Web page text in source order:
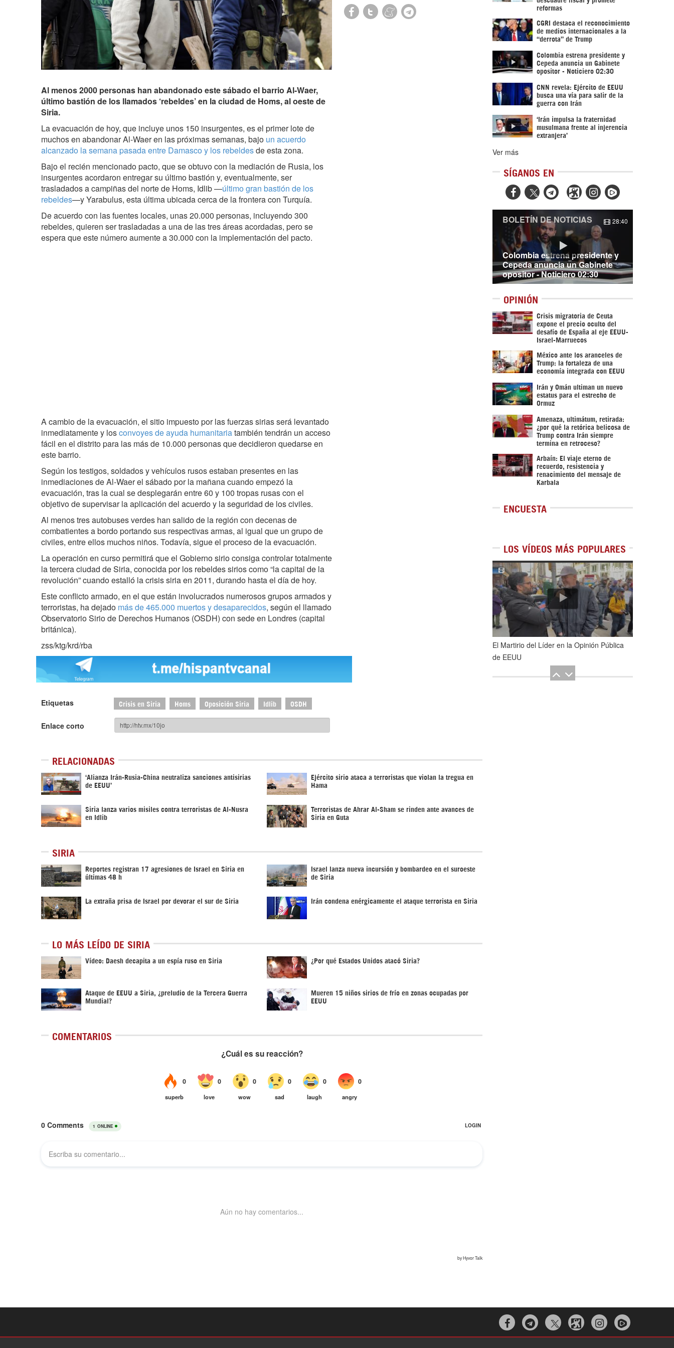
Al menos 2000 personas han abandonado este sábado el barrio Al-Waer,
último bastión de los llamados ‘rebeldes’ en la ciudad de Homs, al oeste de
Siria.
La evacuación de hoy, que incluye unos 150 insurgentes, es el primer lote de
muchos en abandonar Al-Waer en las próximas semanas, bajo un acuerdo
alcanzado la semana pasada entre Damasco y los rebeldesde esta zona.
Bajo el recién mencionado pacto, que se obtuvo con la mediación de Rusia, los
insurgentes acordaron entregar su último bastión y, eventualmente, ser
trasladados a campiñas del norte de Homs, Idlib —último gran bastión de los
rebeldes—y Yarabulus, esta última ubicada cerca de la frontera con Turquía.
De acuerdo con las fuentes locales, unas 20.000 personas, incluyendo 300
rebeldes, quieren ser trasladadas a una de las tres áreas acordadas, pero se
espera que este número aumente a 30.000 con la implementación del pacto.
A cambio de la evacuación, el sitio impuesto por las fuerzas sirias será levantado
inmediatamente y losconvoyes de ayuda humanitariatambién tendrán un acceso
fácil en el distrito para las más de 10.000 personas que decidieron quedarse en
este barrio.
Según los testigos, soldados y vehículos rusos estaban presentes en las
inmediaciones de Al-Waer el sábado por la mañana cuando empezó la
evacuación, tras la cual se desplegarán entre 60 y 100 tropas rusas con el
objetivo de supervisar la aplicación del acuerdo y la seguridad de los civiles.
Al menos tres autobuses verdes han salido de la región con decenas de
combatientes a bordo portando sus respectivas armas, al igual que un grupo de
civiles, entre ellos muchos niños. Todavía, sigue el proceso de la evacuación.
La operación en curso permitirá que el Gobierno sirio consiga controlar totalmente
la tercera ciudad de Siria, conocida por los rebeldes sirios como “la capital de la
revolución” cuando estalló la crisis siria en 2011, durando hasta el día de hoy.
Este conflicto armado, en el que están involucrados numerosos grupos armados y
terroristas, ha dejado más de 465.000 muertos y desaparecidos, según el llamado
Observatorio Sirio de Derechos Humanos (OSDH) con sede en Londres (capital
británica).
zss/ktg/krd/rba
Etiquetas Crisis en Siria Homs Oposición Siria Idlib OSDH
Enlace corto
RELACIONADAS
‘Alianza Irán-Rusia-China neutraliza sanciones antisirias
de EEUU’
Ejército sirio ataca a terroristas que violan la tregua en
Hama
Siria lanza varios misiles contra terroristas de Al-Nusra
en Idlib
Terroristas de Ahrar Al-Sham se rinden ante avances de
Siria en Guta
SIRIA
Reportes registran 17 agresiones de Israel en Siria en
últimas 48 h
Israel lanza nueva incursión y bombardeo en el suroeste
de Siria
La extraña prisa de Israel por devorar el sur de Siria Irán condena enérgicamente el ataque terrorista en Siria
LO MÁS LEÍDO DE SIRIA
Vídeo: Daesh decapita a un espía ruso en Siria ¿Por qué Estados Unidos atacó Siria?
Ataque de EEUU a Siria, ¿preludio de la Tercera Guerra
Mundial?
Mueren 15 niños sirios de frío en zonas ocupadas por
EEUU
COMENTARIOS
reformas
CGRI destaca el reconocimiento
de medios internacionales a la
“derrota” de Trump
Colombia estrena presidente y
Cepeda anuncia un Gabinete
opositor - Noticiero 02:30
CNN revela: Ejército de EEUU
busca una vía para salir de la
guerra con Irán
‘Irán impulsa la fraternidad
musulmana frente al injerencia
extranjera’
Ver más
SÍGANOS EN
  
Colombia estrena presidente y
Cepeda anuncia un Gabinete
opositor - Noticiero 02:30
BOLETÍN DE NOTICIAS 28:40
OPINIÓN
Crisis migratoria de Ceuta
expone el precio oculto del
desafío de España al eje EEUU-
Israel-Marruecos
México ante los aranceles de
Trump: la fortaleza de una
economía integrada con EEUU
Irán y Omán ultiman un nuevo
estatus para el estrecho de
Ormuz
Amenaza, ultimátum, retirada:
¿por qué la retórica belicosa de
Trump contra Irán siempre
termina en retroceso?
Arbaín: El viaje eterno de
recuerdo, resistencia y
renacimiento del mensaje de
Karbala
ENCUESTA
LOS VÍDEOS MÁS POPULARES
1de5
El Martirio del Líder en la Opinión Pública
de EEUU
  